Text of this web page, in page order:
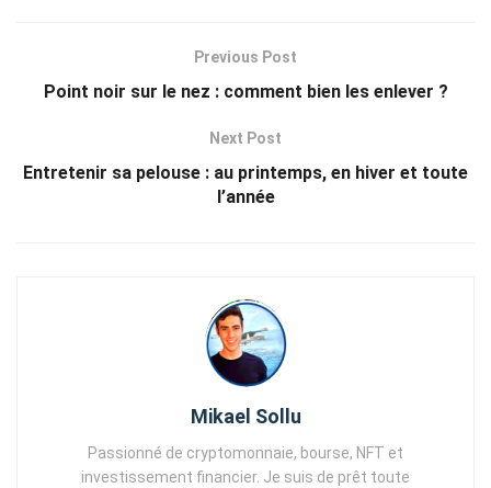
Previous Post
Point noir sur le nez : comment bien les enlever ?
Next Post
Entretenir sa pelouse : au printemps, en hiver et toute
l’année
Mikael Sollu
Passionné de cryptomonnaie, bourse, NFT et
investissement financier. Je suis de prêt toute